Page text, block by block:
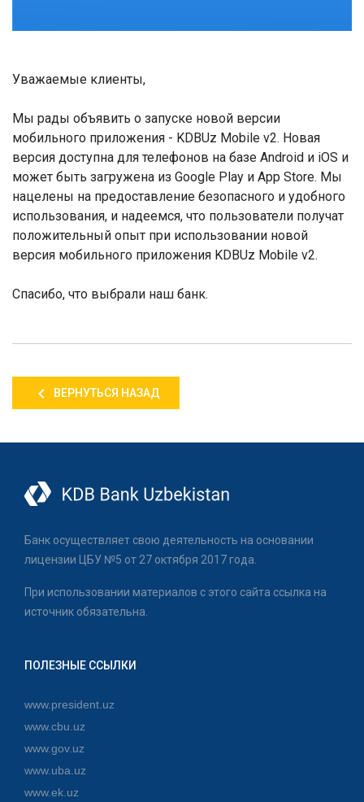
Уважаемые клиенты,
Мы рады объявить о запуске новой версии
мобильного приложения - KDBUz Mobile v2. Новая
версия доступна для телефонов на базе Android и iOS и
может быть загружена из Google Play и App Store. Мы
нацелены на предоставление безопасного и удобного
использования, и надеемся, что пользователи получат
положительный опыт при использовании новой
версия мобильного приложения KDBUz Mobile v2.
Спасибо, что выбрали наш банк.
ВЕРНУТЬСЯ НАЗАД
Банк осуществляет свою деятельность на основании
лицензии ЦБУ №5 от 27 октября 2017 года.
При использовании материалов с этого сайта ссылка на
источник обязательна.
ПОЛЕЗНЫЕ ССЫЛКИ
www.president.uz
www.cbu.uz
www.gov.uz
www.uba.uz
www.ek.uz